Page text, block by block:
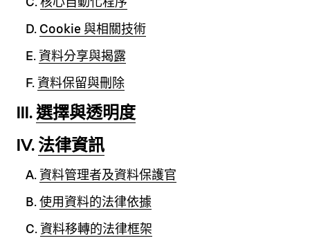
D. Cookie 與相關技術
E.資料分享與揭露
F.資料保留與刪除
III.選擇與透明度
IV. 法律資訊
A.資料管理者及資料保護官
B.使用資料的法律依據
C.資料移轉的法律框架